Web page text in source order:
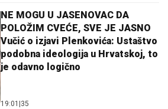
NE MOGU U JASENOVAC DA
POLOŽIM CVEĆE, SVE JE JASNO
Vučić o izjavi Plenkovića: Ustaštvo
podobna ideologija u Hrvatskoj, to
je odavno logično
19:01 35